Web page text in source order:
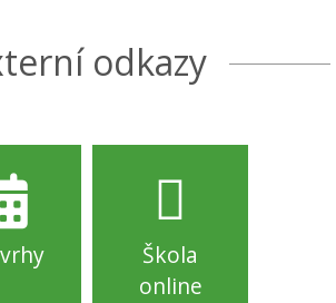
odkazy
Škola
online